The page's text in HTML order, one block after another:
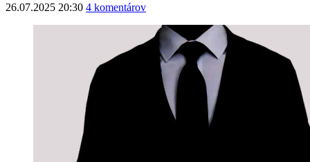
26.07.2025 20:30 4 komentárov